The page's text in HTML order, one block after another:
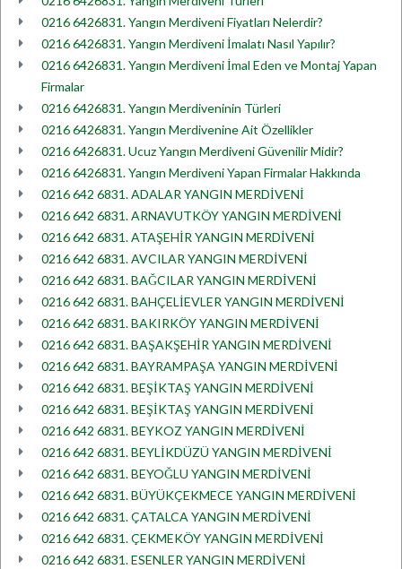
0216 6426831. Yangın Merdiveni Fiyatları Nelerdir?
0216 6426831. Yangın Merdiveni İmalatı Nasıl Yapılır?
0216 6426831. Yangın Merdiveni İmal Eden ve Montaj Yapan
Firmalar
0216 6426831. Yangın Merdiveninin Türleri
0216 6426831. Yangın Merdivenine Ait Özellikler
0216 6426831. Ucuz Yangın Merdiveni Güvenilir Midir?
0216 6426831. Yangın Merdiveni Yapan Firmalar Hakkında
0216 642 6831. ADALAR YANGIN MERDİVENİ
0216 642 6831. ARNAVUTKÖY YANGIN MERDİVENİ
0216 642 6831. ATAŞEHİR YANGIN MERDİVENİ
0216 642 6831. AVCILAR YANGIN MERDİVENİ
0216 642 6831. BAĞCILAR YANGIN MERDİVENİ
0216 642 6831. BAHÇELİEVLER YANGIN MERDİVENİ
0216 642 6831. BAKIRKÖY YANGIN MERDİVENİ
0216 642 6831. BAŞAKŞEHİR YANGIN MERDİVENİ
0216 642 6831. BAYRAMPAŞA YANGIN MERDİVENİ
0216 642 6831. BEŞİKTAŞ YANGIN MERDİVENİ
0216 642 6831. BEŞİKTAŞ YANGIN MERDİVENİ
0216 642 6831. BEYKOZ YANGIN MERDİVENİ
0216 642 6831. BEYLİKDÜZÜ YANGIN MERDİVENİ
0216 642 6831. BEYOĞLU YANGIN MERDİVENİ
0216 642 6831. BÜYÜKÇEKMECE YANGIN MERDİVENİ
0216 642 6831. ÇATALCA YANGIN MERDİVENİ
0216 642 6831. ÇEKMEKÖY YANGIN MERDİVENİ
0216 642 6831. ESENLER YANGIN MERDİVENİ